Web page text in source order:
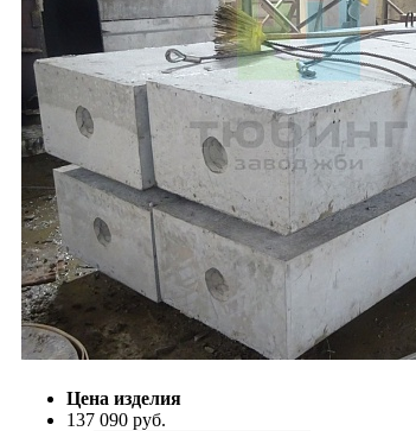
Цена изделия
137 090 руб.